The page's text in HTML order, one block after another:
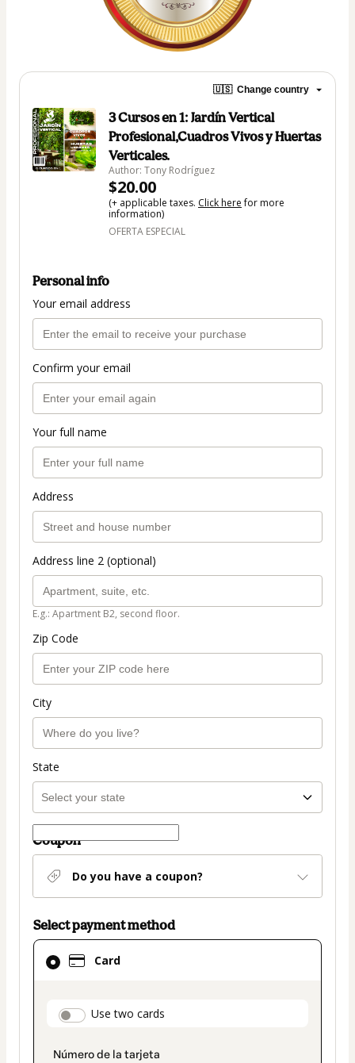
🇺🇸 Change country
3 Cursos en 1: Jardín Vertical
Profesional,Cuadros Vivos y Huertas
Verticales.
Author: Tony Rodríguez
$20.00
(+ applicable taxes. Click herefor more
information)
OFERTA ESPECIAL
Personal info
Your email address
Confirm your email
Your full name
Address
Address line 2 (optional)
E.g.: Apartment B2, second floor.
Zip Code
City
State
Coupon
Do you have a coupon?
Select payment method
Card
payment_data.section_title_v2
Use two cards
Card
selected
method